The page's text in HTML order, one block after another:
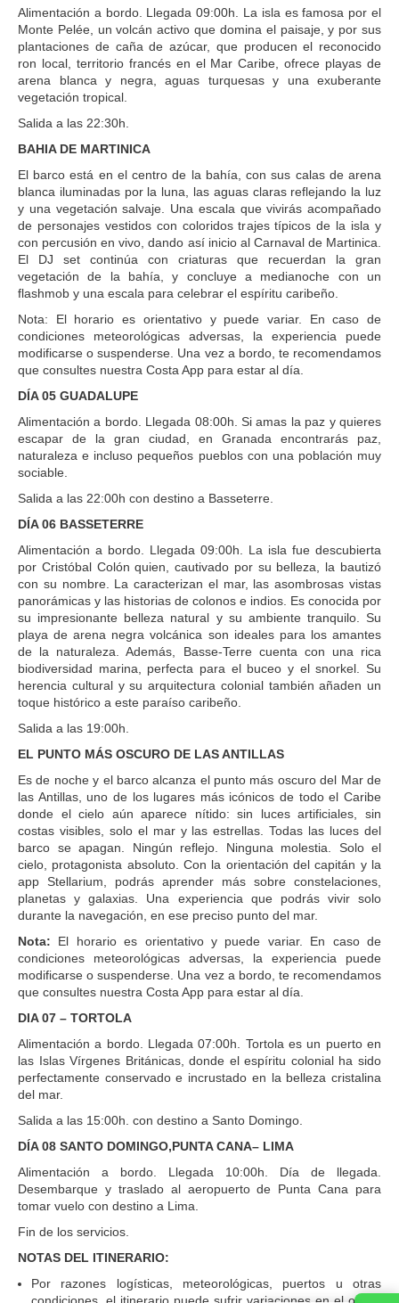
Alimentación a bordo. Llegada 09:00h. La isla es famosa por el
Monte Pelée, un volcán activo que domina el paisaje, y por sus
plantaciones de caña de azúcar, que producen el reconocido
ron local, territorio francés en el Mar Caribe, ofrece playas de
arena blanca y negra, aguas turquesas y una exuberante
vegetación tropical.
Salida a las 22:30h.
BAHIA DE MARTINICA
El barco está en el centro de la bahía, con sus calas de arena
blanca iluminadas por la luna, las aguas claras reflejando la luz
y una vegetación salvaje. Una escala que vivirás acompañado
de personajes vestidos con coloridos trajes típicos de la isla y
con percusión en vivo, dando así inicio al Carnaval de Martinica.
El DJ set continúa con criaturas que recuerdan la gran
vegetación de la bahía, y concluye a medianoche con un
flashmob y una escala para celebrar el espíritu caribeño.
Nota: El horario es orientativo y puede variar. En caso de
condiciones meteorológicas adversas, la experiencia puede
modificarse o suspenderse. Una vez a bordo, te recomendamos
que consultes nuestra Costa App para estar al día.
DÍA 05 GUADALUPE
Alimentación a bordo. Llegada 08:00h. Si amas la paz y quieres
escapar de la gran ciudad, en Granada encontrarás paz,
naturaleza e incluso pequeños pueblos con una población muy
sociable.
Salida a las 22:00h con destino a Basseterre.
DÍA 06 BASSETERRE
Alimentación a bordo. Llegada 09:00h. La isla fue descubierta
por Cristóbal Colón quien, cautivado por su belleza, la bautizó
con su nombre. La caracterizan el mar, las asombrosas vistas
panorámicas y las historias de colonos e indios. Es conocida por
su impresionante belleza natural y su ambiente tranquilo. Su
playa de arena negra volcánica son ideales para los amantes
de la naturaleza. Además, Basse-Terre cuenta con una rica
biodiversidad marina, perfecta para el buceo y el snorkel. Su
herencia cultural y su arquitectura colonial también añaden un
toque histórico a este paraíso caribeño.
Salida a las 19:00h.
EL PUNTO MÁS OSCURO DE LAS ANTILLAS
Es de noche y el barco alcanza el punto más oscuro del Mar de
las Antillas, uno de los lugares más icónicos de todo el Caribe
donde el cielo aún aparece nítido: sin luces artificiales, sin
costas visibles, solo el mar y las estrellas. Todas las luces del
barco se apagan. Ningún reflejo. Ninguna molestia. Solo el
cielo, protagonista absoluto. Con la orientación del capitán y la
app Stellarium, podrás aprender más sobre constelaciones,
planetas y galaxias. Una experiencia que podrás vivir solo
durante la navegación, en ese preciso punto del mar.
Nota: El horario es orientativo y puede variar. En caso de
condiciones meteorológicas adversas, la experiencia puede
modificarse o suspenderse. Una vez a bordo, te recomendamos
que consultes nuestra Costa App para estar al día.
DIA 07 – TORTOLA
Alimentación a bordo. Llegada 07:00h. Tortola es un puerto en
las Islas Vírgenes Británicas, donde el espíritu colonial ha sido
perfectamente conservado e incrustado en la belleza cristalina
del mar.
Salida a las 15:00h. con destino a Santo Domingo.
DÍA 08 SANTO DOMINGO,PUNTA CANA– LIMA
Alimentación a bordo. Llegada 10:00h. Día de llegada.
Desembarque y traslado al aeropuerto de Punta Cana para
tomar vuelo con destino a Lima.
Fin de los servicios.
NOTAS DEL ITINERARIO:
Por razones logísticas, meteorológicas, puertos u otras
condiciones, el itinerario puede sufrir variaciones en el orden